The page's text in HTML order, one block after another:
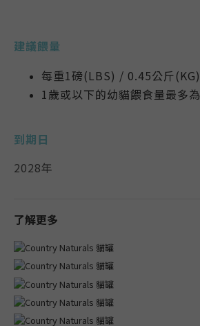
建議餵量
每重1磅(LBS) / 0.45公斤
1歲或以下的幼貓餵食量最多
到期日
2028年
了解更多